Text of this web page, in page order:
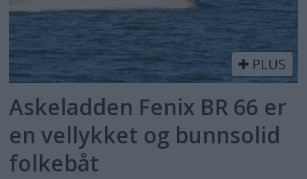
PLUS
Askeladden Fenix BR 66 er
en vellykket og bunnsolid
folkebåt